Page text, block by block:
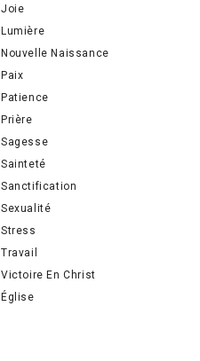
Joie
Lumière
Nouvelle Naissance
Paix
Patience
Prière
Sagesse
Sainteté
Sanctification
Sexualité
Stress
Travail
Victoire En Christ
Église